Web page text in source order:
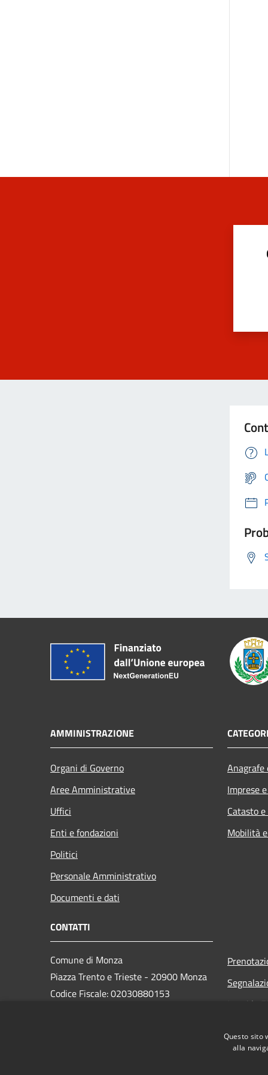
AMMINISTRAZIONE
Organi di Governo
Aree Amministrative
Uffici
Enti e fondazioni
Politici
Personale Amministrativo
Documenti e dati
Imprese
Catasto
Mobilità
CONTATTI
Comune di Monza
Piazza Trento e Trieste - 20900 Monza
Codice Fiscale: 02030880153
Leggi le
Questo sito
alla